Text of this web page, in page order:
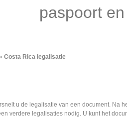
Costa Rica legalisatie
u de legalisatie van een document. Na
verdere legalisaties nodig. U kunt het
paspoort